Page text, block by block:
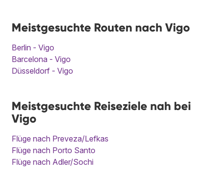
Meistgesuchte Routen nach Vigo
Berlin - Vigo
Barcelona - Vigo
Düsseldorf - Vigo
Meistgesuchte Reiseziele nah bei
Vigo
Flüge nach Preveza/Lefkas
Flüge nach Porto Santo
Flüge nach Adler/Sochi